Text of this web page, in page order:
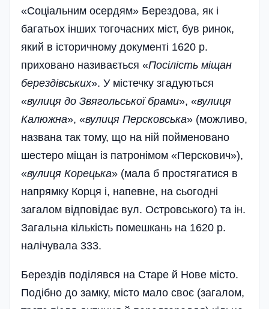
«Соціальним осердям» Берездова, як і
багатьох інших тогочасних міст, був ринок,
який в історичному документі 1620 р.
приховано називається «Посілість міщан
берездівських». У містечку згадуються
«вулиця до Звягольської брами», «вулиця
Калюжна», «вулиця Персков­ська» (можливо,
названа так тому, що на ній поймено­вано
шестеро міщан із патронімом «Перскович»),
«вулиця Корецька» (мала б простягатися в
напрямку Корця і, напевне, на сьогодні
загалом відповідає вул. Островського) та ін.
Загальна кількість помешкань на 1620 р.
налічувала 333.
Берездів поділявся на Старе й Нове місто.
Подібно до замку, місто мало своє (загалом,